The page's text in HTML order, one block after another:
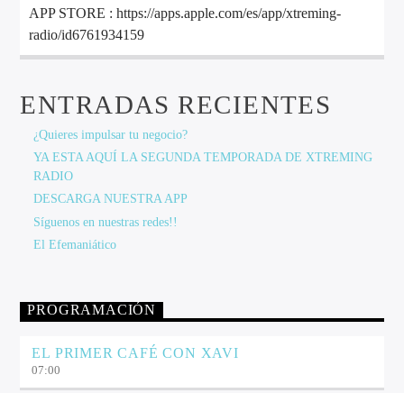
APP STORE : https://apps.apple.com/es/app/xtreming-
radio/id6761934159
ENTRADAS RECIENTES
¿Quieres impulsar tu negocio?
YA ESTA AQUÍ LA SEGUNDA TEMPORADA DE XTREMING
RADIO
DESCARGA NUESTRA APP
Síguenos en nuestras redes!!
El Efemaniático
PROGRAMACIÓN
EL PRIMER CAFÉ CON XAVI
07:00